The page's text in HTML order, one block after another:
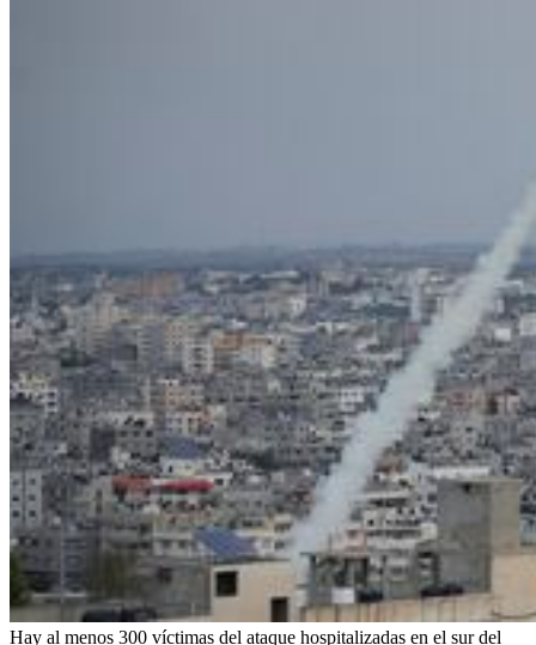
Hay al menos 300 víctimas del ataque hospitalizadas en el sur del